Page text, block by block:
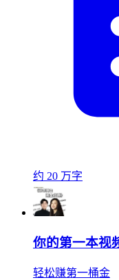
约 20 万字
你的第一本视
轻松赚第一桶金